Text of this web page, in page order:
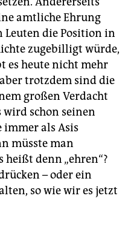
amtliche Ehrung
Leuten die Position in
zugebilligt würde,
es heute nicht mehr
trotzdem sind die
großen Verdacht
wird schon seinen
immer als Asis
müsste man
heißt denn „ehren“?
– oder ein
so wie wir es jetzt